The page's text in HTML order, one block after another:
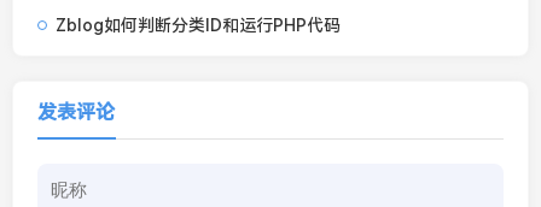
Zblog如何判断分类ID和运行PHP代码
发表评论